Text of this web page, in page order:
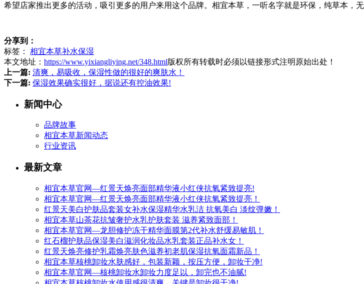
希望店家推出更多的活动，吸引更多的用户来用这个品牌。相宜本草，一听名字就是环保，纯草本，
分享到：
标签： 相宜本草补水保湿
本文地址： https://www.yixiangliying.net/348.html版权所有转载时必须以链接形式注明原始出处！
上一篇: 清爽，易吸收，保湿性做的很好的爽肤水！
下一篇: 保湿效果确实很好，据说还有控油效果!
新闻中心
品牌故事
相宜本草新闻动态
行业资讯
最新文章
相宜本草官网—红景天焕亮面部精华液小红侠抗氧紧致提亮!
相宜本草官网—红景天焕亮面部精华液小红侠抗氧紧致提亮！
红景天美白护肤品套装女补水保湿精华水乳洁 抗氧美白 淡纹弹嫩！
相宜本草山茶花抗皱奢护水乳护肤套装 滋养紧致面部！
相宜本草官网—龙胆修护冻干精华面膜第2代补水舒缓易敏肌！
红石榴护肤品保湿美白滋润化妆品水乳套装正品补水女！
红景天焕亮修护乳霜焕亮肤色滋养初老肌保湿抗氧面霜新品！
相宜本草核桃卸妆水肤感好，包装新颖，按压方便，卸妆干净!
相宜本草官网—核桃卸妆水卸妆力度足以，卸完也不油腻!